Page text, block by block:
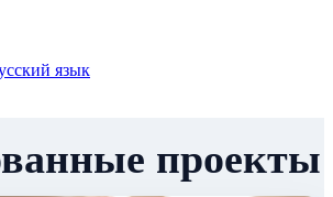
язык
проекты